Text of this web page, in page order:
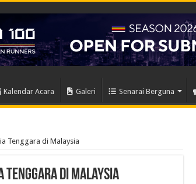
Kalendar Acara Galeri Senarai Berguna
Tenggara di Malaysia
Tenggara di Malaysia